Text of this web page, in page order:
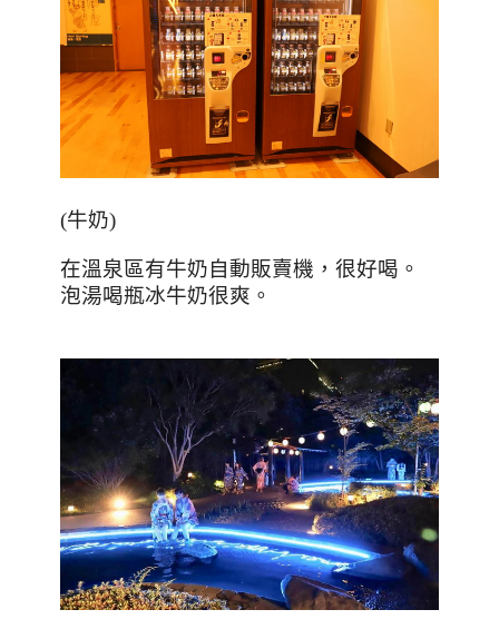
(牛奶)
在溫泉區有牛奶自動販賣機，很好喝。
泡湯喝瓶冰牛奶很爽。